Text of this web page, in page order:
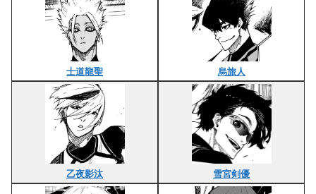
士道龍聖 烏旅人
乙夜影汰 雪宮剣優